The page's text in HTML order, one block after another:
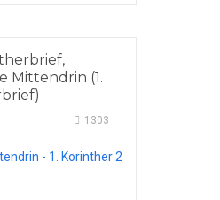
,
Mittendrin (1.
1303